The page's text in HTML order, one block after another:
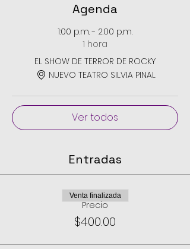
Agenda
1:00 p.m. - 2:00 p.m.
1 hora
EL SHOW DE TERROR DE ROCKY
NUEVO TEATRO SILVIA PINAL
Ver todos
Entradas
Precio
$400.00
Venta finalizada